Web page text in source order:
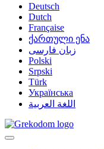
Deutsch
Dutch
Française
ქართული ენა
زبان فارسی
Polski
Srpski
Türk
Українська
اللغة العربية